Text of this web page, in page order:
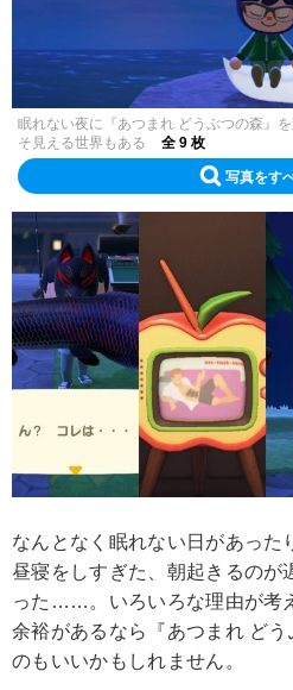
眠れない夜に『あつまれ どうぶつの森』
そ見える世界もある
全 9 枚
写真をす
なんとなく眠れない日があっ
昼寝をしすぎた、朝起きるのが
った……。いろいろな理由が考
余裕があるなら『あつまれ ど
のもいいかもしれません。